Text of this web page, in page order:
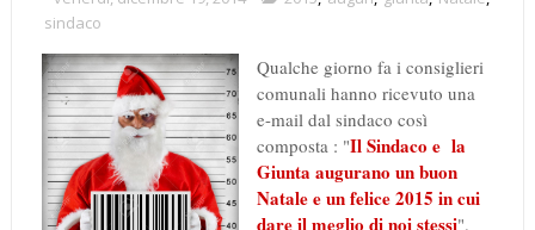
sindaco
Qualche giorno fa i consiglieri
comunali hanno ricevuto una
e-mail dal sindaco così
composta : "Il Sindaco e la
Giunta augurano un buon
Natale e un felice 2015 in cui
dare il meglio di noi stessi".